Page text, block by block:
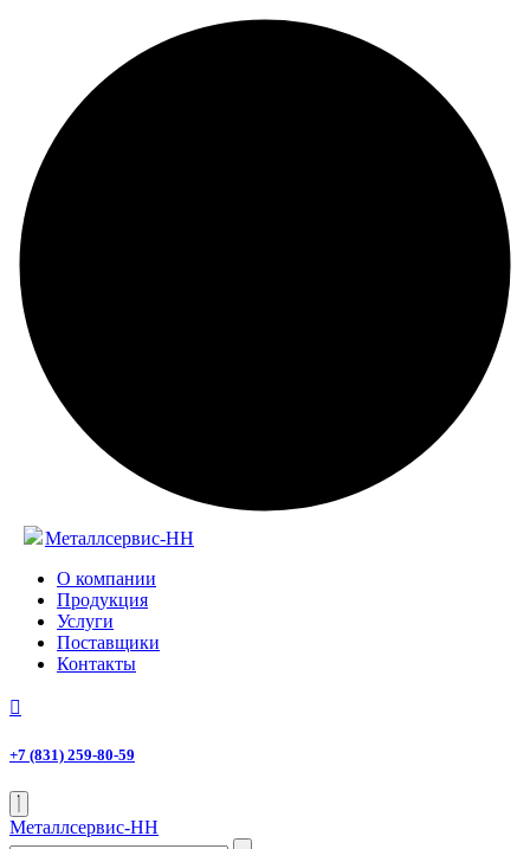
Металлсервис-НН
О компании
Продукция
Услуги
Поставщики
Контакты
+7 (831) 259-80-59
Металлсервис-НН